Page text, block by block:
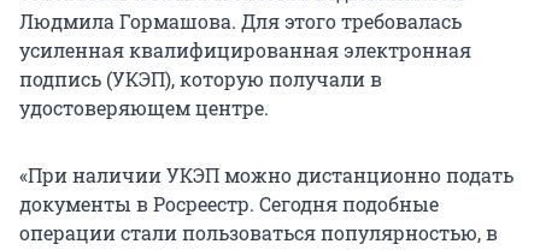
Людмила Гормашова. Для этого требовалась
усиленная квалифицированная электронная
подпись (УКЭП), которую получали в
удостоверяющем центре.
«При наличии УКЭП можно дистанционно подать
документы в Росреестр. Сегодня подобные
операции стали пользоваться популярностью, в